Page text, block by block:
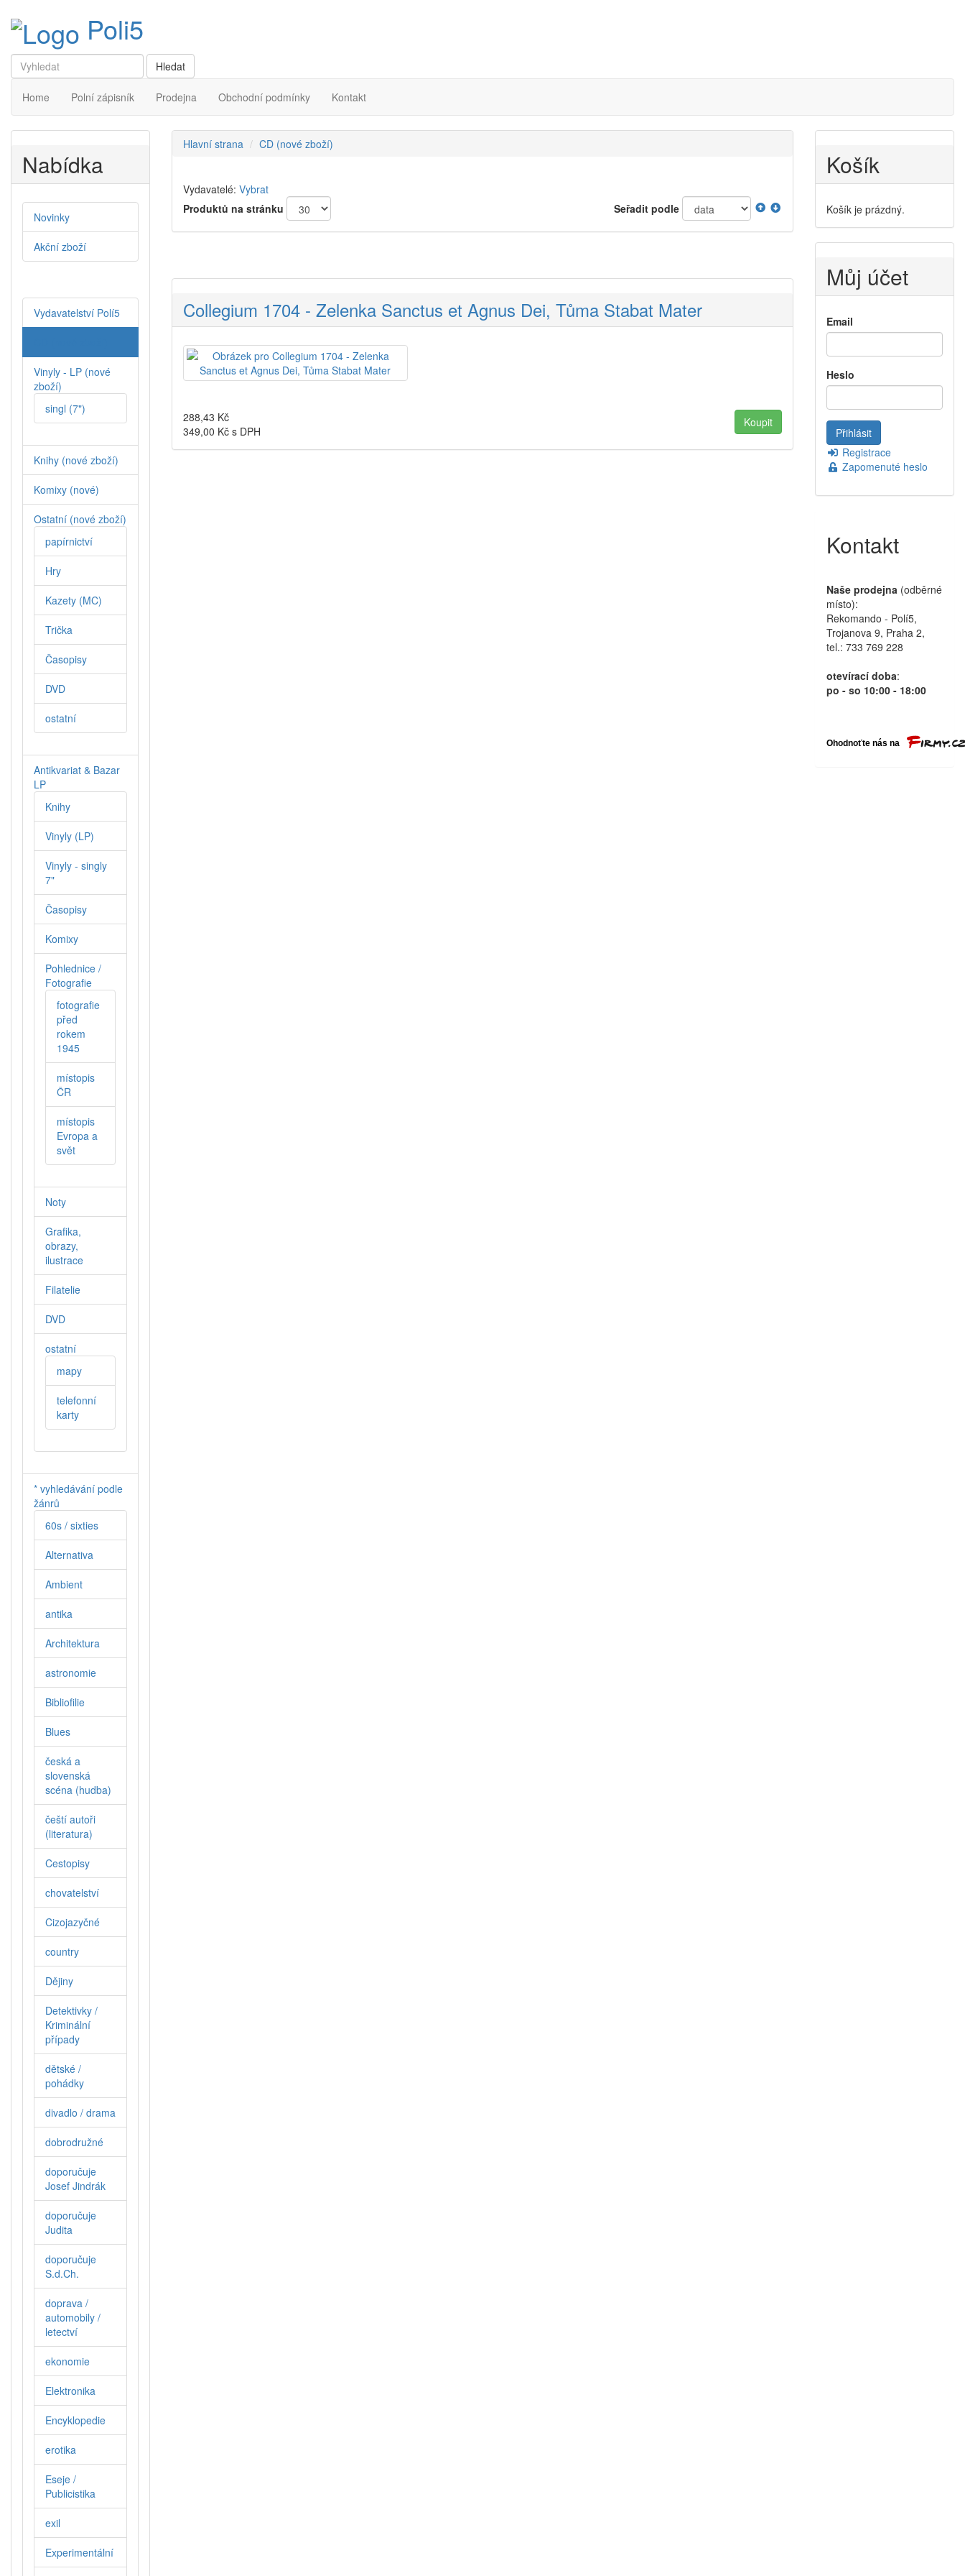
Poli5
Home Polní zápisník Prodejna Obchodní podmínky Kontakt
Hlavní strana CD (nové zboží)
Vydavatelé: Vybrat
Produktů na stránku
Seřadit podle
Collegium 1704 - Zelenka Sanctus et Agnus Dei, Tůma Stabat Mater
288,43 Kč
349,00 Kč s DPH
Nabídka
Novinky
Akční zboží
Vydavatelství Polí5
Vinyly - LP (nové
zboží)
singl (7")
Knihy (nové zboží)
Komixy (nové)
Ostatní (nové zboží)
papírnictví
Hry
Kazety (MC)
Trička
Časopisy
DVD
ostatní
Antikvariat & Bazar
LP
Knihy
Vinyly (LP)
Vinyly - singly
7"
Časopisy
Komixy
Pohlednice /
Fotografie
fotografie
před
rokem
1945
místopis
ČR
místopis
Evropa a
svět
Noty
Grafika,
obrazy,
ilustrace
Filatelie
DVD
ostatní
mapy
telefonní
karty
* vyhledávání podle
žánrů
60s / sixties
Alternativa
Ambient
antika
Architektura
astronomie
Bibliofilie
Blues
česká a
slovenská
scéna (hudba)
čeští autoři
(literatura)
Cestopisy
chovatelství
Cizojazyčné
country
Dějiny
Detektivky /
Kriminální
případy
dětské /
pohádky
divadlo / drama
dobrodružné
doporučuje
Josef Jindrák
doporučuje
Judita
doporučuje
S.d.Ch.
doprava /
automobily /
letectví
ekonomie
Elektronika
Encyklopedie
erotika
Eseje /
Publicistika
exil
Experimentální
Košík
Košík je prázdný.
Můj účet
Email
Heslo
Registrace
Zapomenuté heslo
Kontakt
Naše prodejna (odběrné
místo):
Rekomando - Polí5,
Trojanova 9, Praha 2,
tel.: 733 769 228
otevírací doba:
po - so 10:00 - 18:00